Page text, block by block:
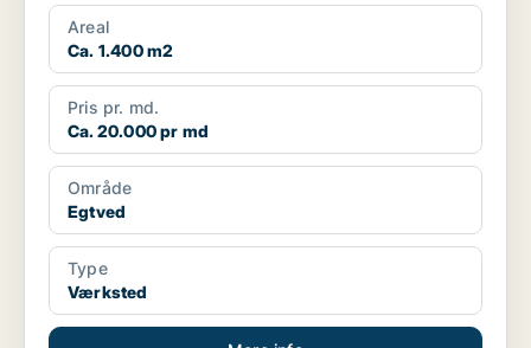
Areal
Ca. 1.400 m2
Pris pr. md.
Ca. 20.000 pr md
Område
Egtved
Type
Værksted